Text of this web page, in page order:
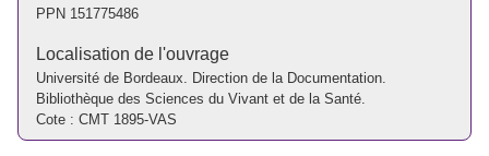
PPN 151775486
Localisation de l'ouvrage
Université de Bordeaux. Direction de la Documentation.
Bibliothèque des Sciences du Vivant et de la Santé.
Cote : CMT 1895-VAS